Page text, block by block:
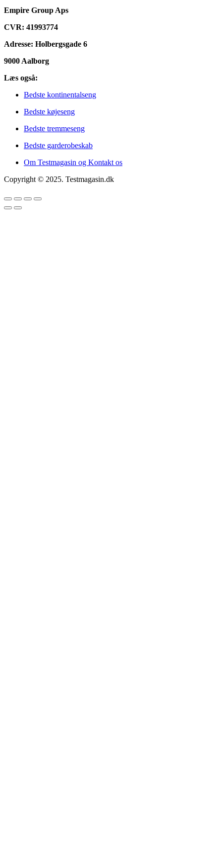
Empire Group Aps
CVR: 41993774
Adresse: Holbergsgade 6
9000 Aalborg
Læs også:
Bedste kontinentalseng
Bedste køjeseng
Bedste tremmeseng
Bedste garderobeskab
Om Testmagasin og Kontakt os
Copyright © 2025. Testmagasin.dk